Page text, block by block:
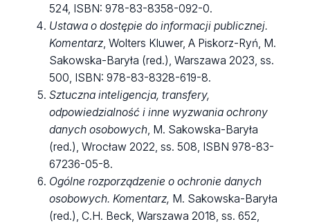
524, ISBN: 978-83-8358-092-0.
Ustawa o dostępie do informacji publicznej.
Komentarz, Wolters Kluwer, A Piskorz-Ryń, M.
Sakowska-Baryła (red.), Warszawa 2023, ss.
500, ISBN: 978-83-8328-619-8.
Sztuczna inteligencja, transfery,
odpowiedzialność i inne wyzwania ochrony
danych osobowych, M. Sakowska-Baryła
(red.), Wrocław 2022, ss. 508, ISBN 978-83-
67236-05-8.
Ogólne rozporządzenie o ochronie danych
osobowych. Komentarz, M. Sakowska-Baryła
(red.), C.H. Beck, Warszawa 2018, ss. 652,